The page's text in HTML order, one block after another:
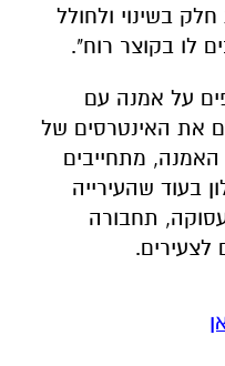
בשינוי ולחולל
לו בקוצר רוח".
על אמנה עם
את האינטרסים של
האמנה, מתחייבים
בעוד שהעירייה
תחבורה
לצעירים.